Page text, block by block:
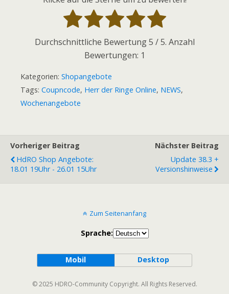
Durchschnittliche Bewertung5 / 5. Anzahl
Bewertungen: 1
Kategorien: Shopangebote
Tags: Coupncode, Herr der Ringe Online, NEWS,
Wochenangebote
Vorheriger Beitrag
HdRO Shop Angebote:
18.01 19Uhr - 26.01 15Uhr
Nächster Beitrag
Update 38.3 +
Versionshinweise
Zum Seitenanfang
Sprache:
Mobil Desktop
© 2025 HDRO-Community Copyright. All Rights Reserved.